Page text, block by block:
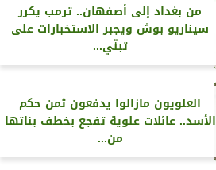
من بغداد إلى أصفهان.. ترمب يكرر
سيناريو بوش ويجبر الاستخبارات على
تبنّي...
العلويون مازالوا يدفعون ثمن حكم
الأسد.. عائلات علوية تفجع بخطف بناتها
من...